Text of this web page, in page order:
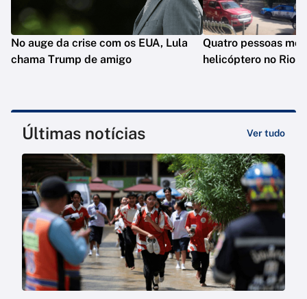
No auge da crise com os EUA, Lula
chama Trump de amigo
Quatro pessoas
helicóptero no Rio
Últimas notícias Ver tudo